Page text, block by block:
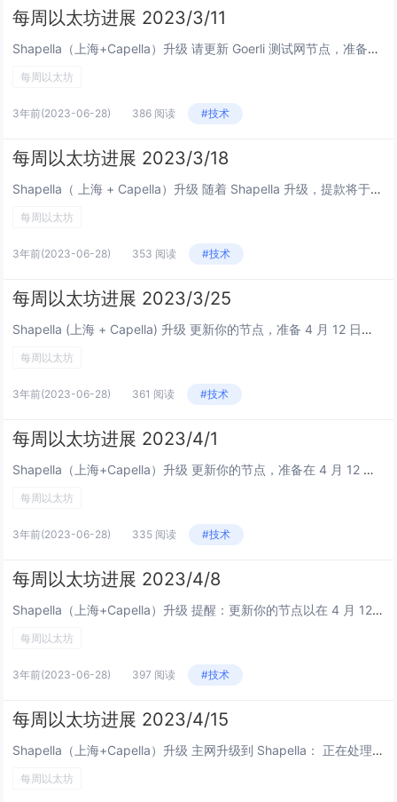
每周以太坊进展 2023/3/11
Shapella（上海+Capella）升级 请更新 Goerli 测试网节点，准备在 3 月 14 日升级 Shapella 共识层 Sepolia 发布： Lighthousev3.5.1 Lodes...
每周以太坊
3年前(2023-06-28) 386 阅读 #技术
每周以太坊进展 2023/3/18
Shapella（ 上海 + Capella）升级 随着 Shapella 升级，提款将于4 月 12 日进入主网 Goerli 测试网成功升级到 Shapella，验证者更新客户端后测试网可以达成最终确定性，提款和 BLS 凭...
每周以太坊
3年前(2023-06-28) 353 阅读 #技术
每周以太坊进展 2023/3/25
Shapella (上海 + Capella) 升级 更新你的节点，准备 4 月 12 日进行主网 Shapella 升级，确保同时更新信标节点和验证器客户端 共识层主网版本： Lighthouse v4.0.1...
每周以太坊
3年前(2023-06-28) 361 阅读 #技术
每周以太坊进展 2023/4/1
Shapella（上海+Capella）升级 更新你的节点，准备在 4 月 12 日进行主网 Shapella 升级，包括你的信标节点和验证器客户端 共识层主网发布： Lighthousev4.0.1 L...
每周以太坊
3年前(2023-06-28) 335 阅读 #技术
每周以太坊进展 2023/4/8
Shapella（上海+Capella）升级 提醒：更新你的节点以在 4 月 12 日 22:27:35 UTC 升级 Shapella 最新的所有核心开发者——共识 (ACDC)视频会议。来自Christine Kim的记录：...
每周以太坊
3年前(2023-06-28) 397 阅读 #技术
每周以太坊进展 2023/4/15
Shapella（上海+Capella）升级 主网升级到 Shapella： 正在处理质押取款（在beaconcha.in上查看） Christine Kim：关于取款的误解 用 MEV-Boost...
每周以太坊